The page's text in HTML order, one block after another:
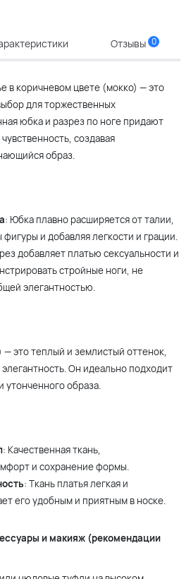
Отзывы 0
в коричневом цвете (мокко) — это
для торжественных
юбка и разрез по ноге придают
создавая
образ.
: Юбка плавно расширяется от талии,
фигуры и добавляя легкости и грации.
добавляет платью сексуальности и
стройные ноги, не
элегантностью.
это теплый и землистый оттенок,
Он идеально подходит
утонченного образа.
: Качественная ткань,
и сохранение формы.
: Ткань платья легкая и
его удобным и приятным в носке.
и макияж (рекомендации